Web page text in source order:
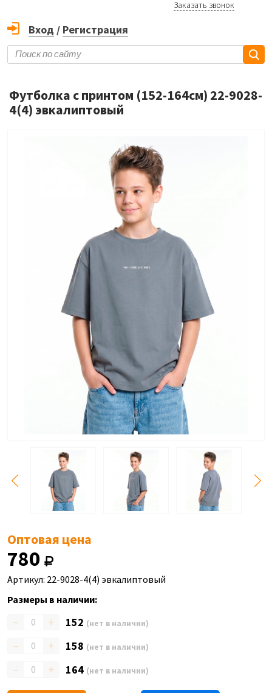
Заказать звонок
Вход / Регистрация
Футболка с принтом (152-164см) 22-9028-
4(4) эвкалиптовый
Оптовая цена
780
Артикул: 22-9028-4(4) эвкалиптовый
Размеры в наличии:
– + 152 (нет в наличии)
– + 158 (нет в наличии)
– + 164 (нет в наличии)